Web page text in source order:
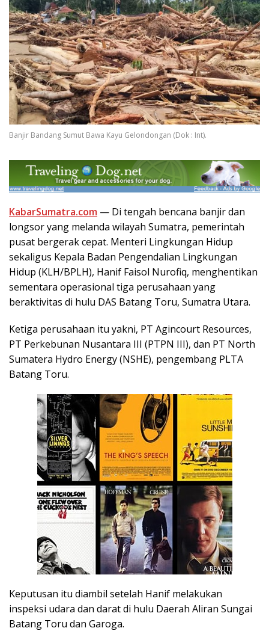
Banjir Bandang Sumut Bawa Kayu Gelondongan (Dok : Int).
KabarSumatra.com — Di tengah bencana banjir dan
longsor yang melanda wilayah Sumatra, pemerintah
pusat bergerak cepat. Menteri Lingkungan Hidup
sekaligus Kepala Badan Pengendalian Lingkungan
Hidup (KLH/BPLH), Hanif Faisol Nurofiq, menghentikan
sementara operasional tiga perusahaan yang
beraktivitas di hulu DAS Batang Toru, Sumatra Utara.
Ketiga perusahaan itu yakni, PT Agincourt Resources,
PT Perkebunan Nusantara III (PTPN III), dan PT North
Sumatera Hydro Energy (NSHE), pengembang PLTA
Batang Toru.
Keputusan itu diambil setelah Hanif melakukan
inspeksi udara dan darat di hulu Daerah Aliran Sungai
Batang Toru dan Garoga.